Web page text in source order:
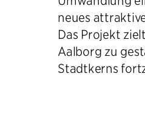
neues
Das Projekt
Aalborg zu
Stadtkerns